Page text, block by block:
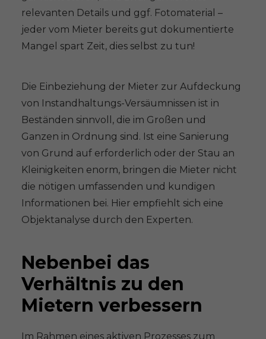
relevanten Details und ggf. Fotomaterial –
jeder vom Mieter bereits gut dokumentierte
Mangel spart Zeit, dies selbst zu tun!
Die Einbeziehung der Mieter zur Aufdeckung
von Instandhaltungs-Versäumnissen ist in
Beständen sinnvoll, die im Großen und
Ganzen in Ordnung sind. Ist eine Sanierung
von Grund auf erforderlich oder der Stau an
Kleinigkeiten enorm, bringen die Mieter nicht
die nötigen umfassenden und kundigen
Informationen bei. Hier empfiehlt sich eine
Objektanalyse durch den Experten.
Nebenbei das
Verhältnis zu den
Mietern verbessern
Im Rahmen eines aktiven Prozesses zum